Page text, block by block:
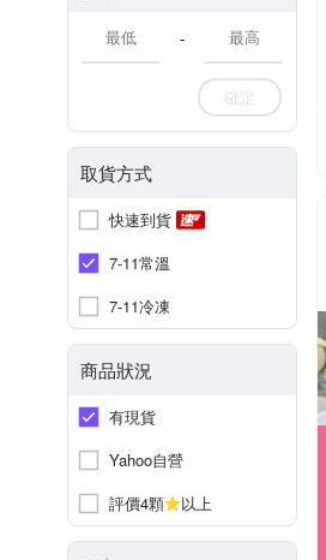
-
確定
取貨方式
快速到貨
7-11常溫
7-11冷凍
商品狀況
有現貨
Yahoo自營
評價4顆
以上